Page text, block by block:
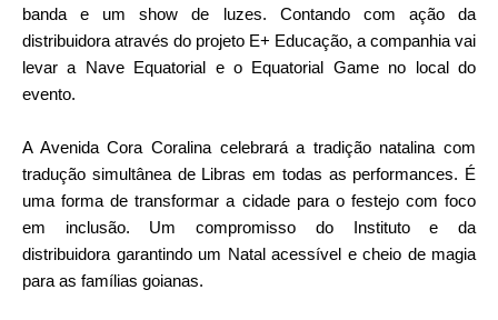
banda e um show de luzes. Contando com ação da
distribuidora através do projeto E+ Educação, a companhia vai
levar a Nave Equatorial e o Equatorial Game no local do
evento.
A Avenida Cora Coralina celebrará a tradição natalina com
tradução simultânea de Libras em todas as performances. É
uma forma de transformar a cidade para o festejo com foco
em inclusão. Um compromisso do Instituto e da
distribuidora garantindo um Natal acessível e cheio de magia
para as famílias goianas.